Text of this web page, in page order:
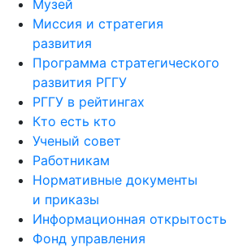
Музей
Миссия и стратегия
развития
Программа стратегического
развития РГГУ
РГГУ в рейтингах
Кто есть кто
Ученый совет
Работникам
Нормативные документы
и приказы
Информационная открытость
Фонд управления